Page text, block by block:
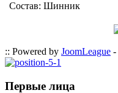
Состав: Шинник
:: Powered by JoomLeague -
Первые лица